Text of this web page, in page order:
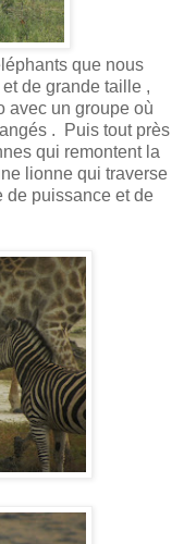
que nous
de grande taille ,
avec un groupe où
. Puis tout près
qui remontent la
lionne qui traverse
de puissance et de